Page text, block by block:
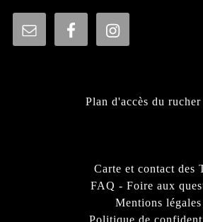
Plan d'accès du rucher
Carte et contact des
FAQ - Foire aux
Mentions légales
Politique de